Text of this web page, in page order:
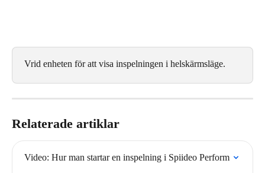
Vrid enheten för att visa inspelningen i helskärmsläge.
Relaterade artiklar
Video: Hur man startar en inspelning i Spiideo Perform